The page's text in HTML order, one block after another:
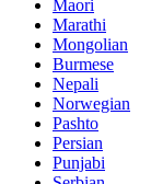
Maori
Marathi
Mongolian
Burmese
Nepali
Norwegian
Pashto
Persian
Punjabi